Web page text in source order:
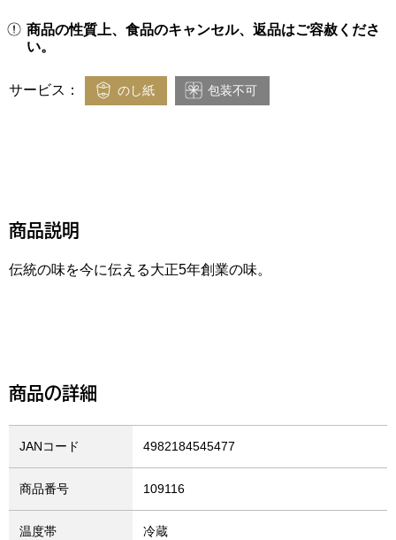
商品の性質上、食品のキャンセル、返品はご容赦くださ
い。
サービス： のし紙 包装不可
商品説明
伝統の味を今に伝える大正5年創業の味。
商品の詳細
JANコード 4982184545477
商品番号 109116
温度帯 冷蔵